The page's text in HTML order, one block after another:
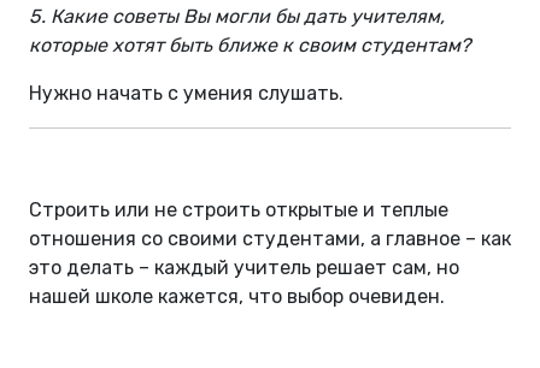
5. Какие советы Вы могли бы дать учителям,
которые хотят быть ближе к своим студентам?
Нужно начать с умения слушать.
Строить или не строить открытые и теплые
отношения со своими студентами, а главное – как
это делать – каждый учитель решает сам, но
нашей школе кажется, что выбор очевиден.